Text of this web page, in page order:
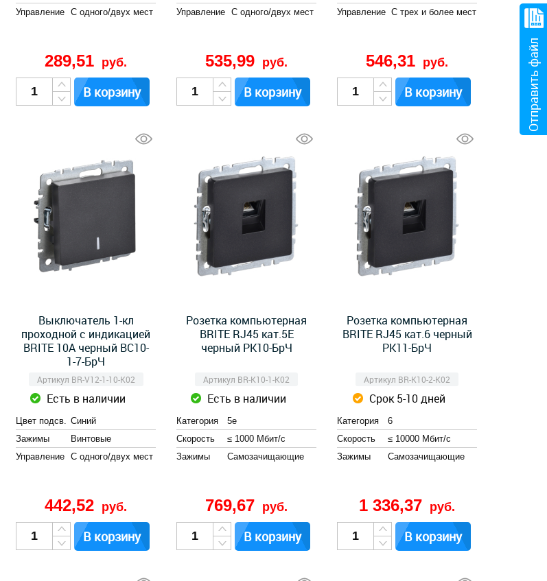
Управление С одного/двух мест
289,51 руб.
В корзину
Управление С одного/двух мест
535,99 руб.
В корзину
Управление С трех и более мест
546,31 руб.
В корзину
Выключатель 1-кл
проходной с индикацией
BRITE 10А черный ВС10-
1-7-БрЧ
Артикул BR-V12-1-10-K02
Есть в наличии
Цвет подсв. Синий
Зажимы
Винтовые
Управление С одного/двух мест
442,52 руб.
В корзину
Розетка компьютерная
BRITE RJ45 кат.5E
черный РК10-БрЧ
Артикул BR-K10-1-K02
Есть в наличии
Категория
5e
Скорость
≤ 1000 Мбит/с
Зажимы
Cамозачищающие
769,67 руб.
В корзину
Розетка компьютерная
BRITE RJ45 кат.6 черный
РК11-БрЧ
Артикул BR-K10-2-K02
Срок 5-10 дней
Категория
6
Скорость
≤ 10000 Мбит/с
Зажимы
Cамозачищающие
1 336,37 руб.
В корзину
Отправить файл